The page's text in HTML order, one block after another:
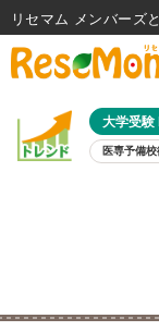
大学受験
医専予備
リセマム メンバーズ